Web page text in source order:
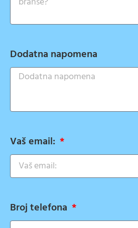
Dodatna napomena
Vaš email:
Broj telefona